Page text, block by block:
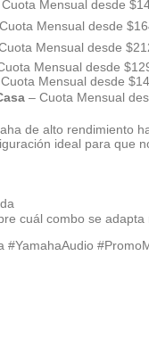
Mensual desde
Cuota Mensual desde
Mensual desde
Mensual desde
Mensual desde
– Cuota Mensual
de alto rendimiento
ideal para que
cuál combo se adapta
#YamahaAudio